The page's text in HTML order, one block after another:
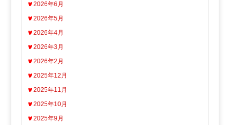
2026年6月
2026年5月
2026年4月
2026年3月
2026年2月
2025年12月
2025年11月
2025年10月
2025年9月